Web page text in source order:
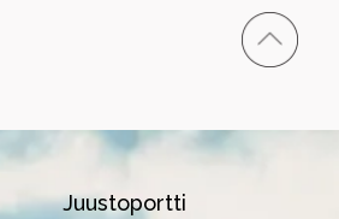
Juustoportti